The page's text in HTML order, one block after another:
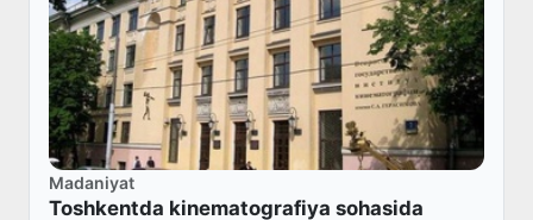
Madaniyat
Toshkentda kinematografiya sohasida